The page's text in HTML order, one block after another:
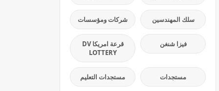
سلك المهندسين شركات ومؤسسات
فيزا شنغن
قرعة امريكا DV
LOTTERY
مستجدات مستجدات التعليم